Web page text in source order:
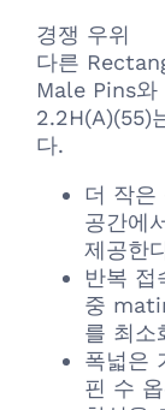
경쟁 우위
다른
Male Pins
2.2H(A)(55)
다.
더 작은
공간에
제공한
반복 접
중
를 최소
폭넓은
핀 수